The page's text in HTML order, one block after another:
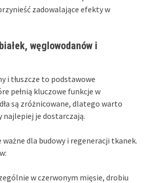
zadowalające efekty w
węglowodanów i
i tłuszcze to podstawowe
pełnią kluczowe funkcje w
są zróżnicowane, dlatego warto
najlepiej je dostarczają.
ważne dla budowy i regeneracji tkanek.
w czerwonym mięsie, drobiu